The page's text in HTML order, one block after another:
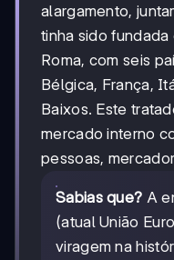
alargamento,
tinha sido
Roma, com seis
Bélgica, França,
Baixos. Este
mercado interno
pessoas,
Sabias que? A
(atual União
viragem na